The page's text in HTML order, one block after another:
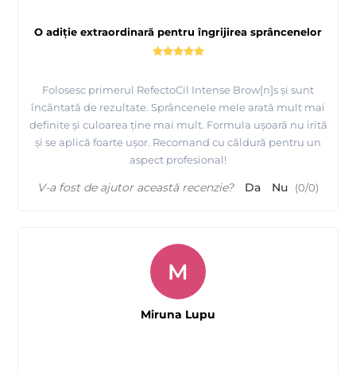
O adiție extraordinară pentru îngrijirea sprâncenelor
Folosesc primerul RefectoCil Intense Brow[n]s și sunt
încântată de rezultate. Sprâncenele mele arată mult mai
definite și culoarea ține mai mult. Formula ușoară nu irită
și se aplică foarte ușor. Recomand cu căldură pentru un
aspect profesional!
V-a fost de ajutor această recenzie? Da Nu (0/0)
M
Miruna Lupu